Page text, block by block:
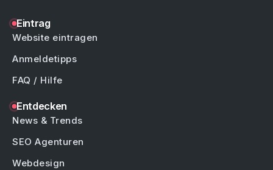
Eintrag
Website eintragen
Anmeldetipps
FAQ / Hilfe
Entdecken
News & Trends
SEO Agenturen
Webdesign